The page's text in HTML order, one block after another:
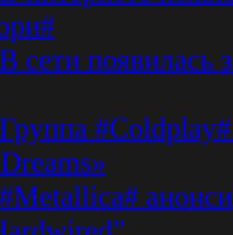
В сети появилась
Группа
#Metallica#